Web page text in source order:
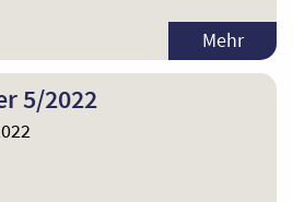
Mehr
5/2022